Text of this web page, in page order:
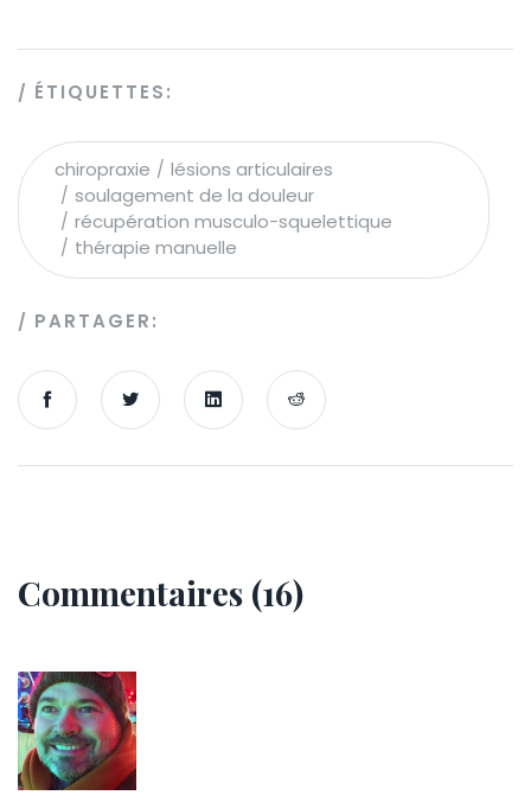
ÉTIQUETTES:
chiropraxie
lésions articulaires
soulagement de la douleur
récupération musculo-squelettique
thérapie manuelle
PARTAGER:
Commentaires (16)